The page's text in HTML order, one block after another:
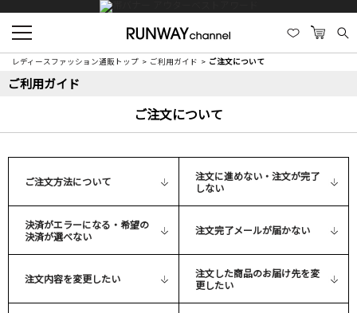
レディースファッション通販トップ ご利用ガイド ご注文について
ご利用ガイド
ご注文について
ご注文方法について
注文に進めない・注文が完了
しない
決済がエラーになる・希望の
決済が選べない
注文完了メールが届かない
注文内容を変更したい
注文した商品のお届け先を変
更したい